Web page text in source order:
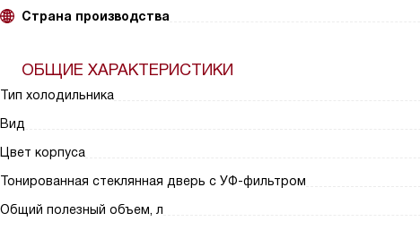
Страна производства
ОБЩИЕ ХАРАКТЕРИСТИКИ
Тип холодильника
Вид
Цвет корпуса
Тонированная стеклянная дверь с УФ-фильтром
Общий полезный объем, л